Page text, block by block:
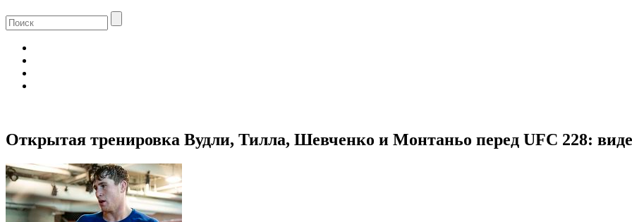
Открытая тренировка Вудли, Тилла, Шевченко и Монтаньо перед UFC 228: